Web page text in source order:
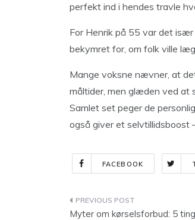
perfekt ind i hendes travle
For Henrik på 55 var det især
bekymret for, om folk ville
Mange voksne nævner, at
måltider, men glæden ved at
Samlet set peger de
også giver et selvtillidsboost
FACEBOOK
Indlægsnavigation
Myter om kørselsforbud: 5